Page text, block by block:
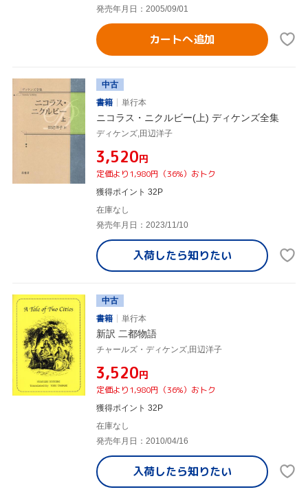
発売年月日：2005/09/01
カートへ追加
中古
書籍
単行本
ニコラス・ニクルビー(上) ディケンズ全集
ディケンズ,田辺洋子
¥3,520円
定価より1,980円（36%）おトク
獲得ポイント 32P
在庫なし
発売年月日：2023/11/10
入荷したら知りたい
中古
書籍
単行本
新訳 二都物語
チャールズ・ディケンズ,田辺洋子
¥3,520円
定価より1,980円（36%）おトク
獲得ポイント 32P
在庫なし
発売年月日：2010/04/16
入荷したら知りたい